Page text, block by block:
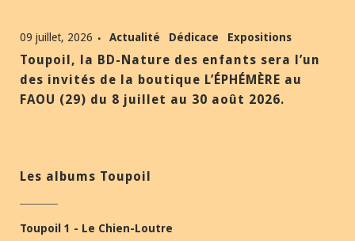
09 juillet, 2026 Actualité Dédicace Expositions
Toupoil, la BD-Nature des enfants sera l’un
des invités de la boutique L’ÉPHÉMÈRE au
FAOU (29) du 8 juillet au 30 août 2026.
Les albums Toupoil
Toupoil 1 - Le Chien-Loutre